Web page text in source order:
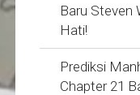
Baru Steven
Hati!
Prediksi
Chapter 21